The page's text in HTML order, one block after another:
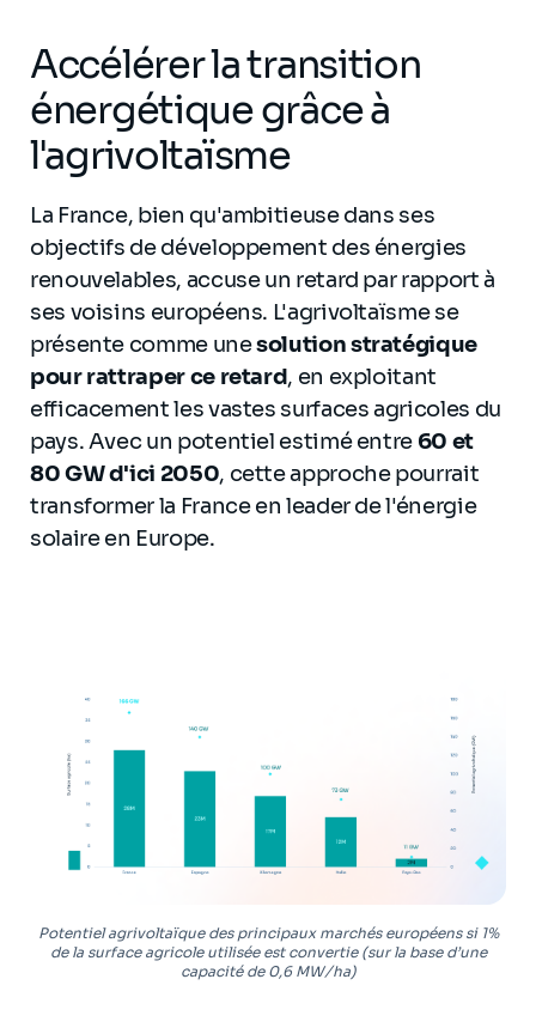
Accélérer la transition
énergétique grâce à
l'agrivoltaïsme
La France, bien qu'ambitieuse dans ses
objectifs de développement des énergies
renouvelables, accuse un retard par rapport à
ses voisins européens. L'agrivoltaïsme se
présente comme unesolution stratégique
pour rattraper ce retard, en exploitant
efficacement les vastes surfaces agricoles du
pays. Avec un potentiel estimé entre 60 et
80 GW d'ici 2050, cette approche pourrait
transformer la France en leader de l'énergie
solaire en Europe.
Potentiel agrivoltaïque des principaux marchés européens si 1%
de la surface agricole utilisée est convertie (sur la base d’une
capacité de 0,6 MW/ha)